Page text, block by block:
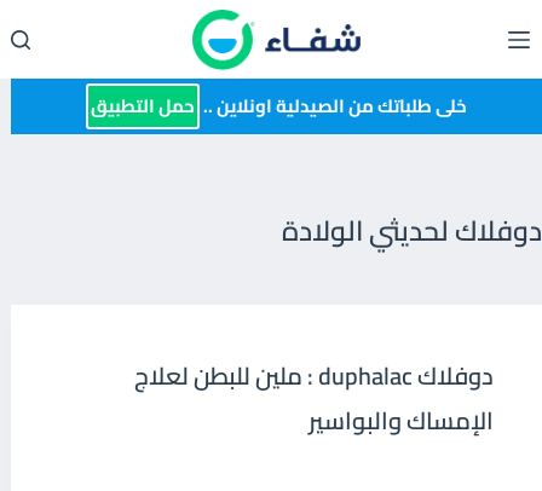
إلى
المحتوى خلى طلباتك من الصيدلية اونلاين .. حمل التطبيق
دوفلاك لحديثي الولادة
دوفلاك duphalac : ملين للبطن لعلاج
الإمساك والبواسير